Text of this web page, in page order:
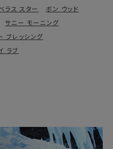
ラス スター
ボン ウッド
サニー モーニング
ブレッシング
ラブ